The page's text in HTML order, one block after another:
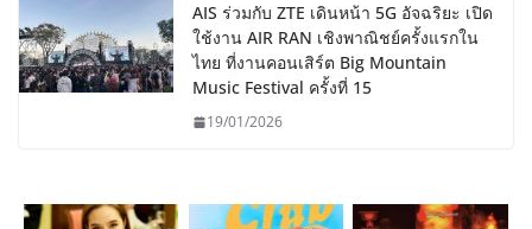
AIS ร่วมกับ ZTE เดินหน้า 5G อัจฉริยะ เปิด
ใช้งาน AIR RAN เชิงพาณิชย์ครั้งแรกใน
ไทย ที่งานคอนเสิร์ต Big Mountain
Music Festival ครั้งที่ 15
19/01/2026